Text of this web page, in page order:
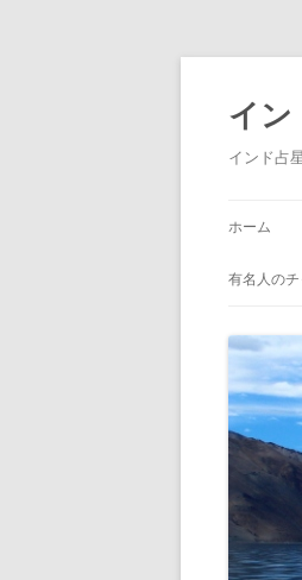
イ
インド占
ホーム
有名人の